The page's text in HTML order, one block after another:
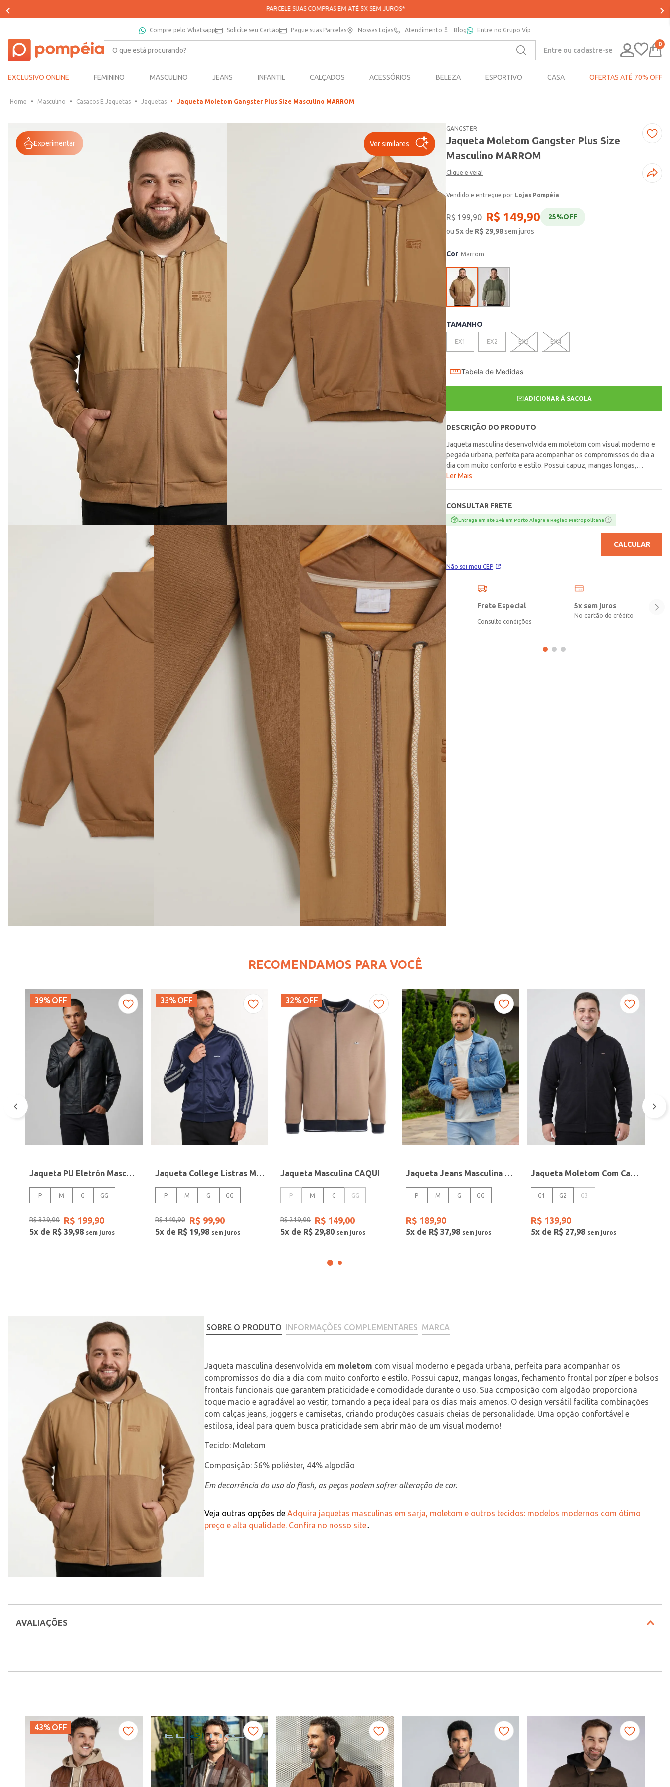
PARCELE SUAS COMPRAS EM ATÉ 5X SEM JUROS*
Compre pelo Whatsapp Solicite seu Cartão Pague suas Parcelas Nossas Lojas Atendimento Blog Entre no Grupo Vip
O que está procurando?
Entre ou cadastre-se
0
EXCLUSIVO ONLINE FEMININO MASCULINO JEANS INFANTIL CALÇADOS ACESSÓRIOS BELEZA ESPORTIVO CASA OFERTAS ATÉ 70% OFF
Masculino Casacos E Jaquetas Jaquetas Jaqueta Moletom Gangster Plus Size Masculino MARROM
Ver similares
Experimentar
GANGSTER
Jaqueta Moletom Gangster Plus Size
Masculino MARROM
Clique e veja!
Lojas Pompéia
R$ 199,90 R$ 149,90 25%OFF
ou5xde R$ 29,98sem juros
Cor Marrom
TAMANHO
EX1 EX2 EX3 EX4
Tabela de Medidas
ADICIONAR À SACOLA
DESCRIÇÃO DO PRODUTO
Jaqueta masculina desenvolvida em moletom com visual moderno e
pegada urbana, perfeita para acompanhar os compromissos do dia a
dia com muito conforto e estilo. Possui capuz, mangas longas,
fechamento frontal por zíper e bolsos frontais funcionais que
a peça ideal para os dias mais amenos. O design versátil facilita
combinações com calças jeans, joggers e camisetas, criando
produções casuais cheias de personalidade. Uma opção confortável e
visual moderno!\n\nTecido: Moletom\n\nComposição: 56% poliéster,
Ler Mais
CONSULTAR FRETE
Entrega em ate 24h em Porto Alegre e Regiao Metropolitana
Não sei meu CEP
CALCULAR
Frete Especial
Consulte condições
5x sem juros
No cartão de crédito
RECOMENDAMOS PARA VOCÊ
39% OFF
Jaqueta PU Eletrón Masculina PRETO
P M G GG
R$329,90 R$ 199,90
5x de R$ 39,98
33% OFF
Jaqueta College Listras Masculina MARINHO
P M G GG
R$149,90 R$ 99,90
5x de R$ 19,98
32% OFF
Jaqueta Masculina CAQUI
P M G GG
R$219,90 R$ 149,00
5x de R$ 29,80
Jaqueta Jeans Masculina AZUL
P M G GG
R$ 189,90
5x de R$ 37,98
Jaqueta Moletom Com Capuz Plus Size Masculina PRETO
G1 G2 G3
R$ 139,90
5x de R$ 27,98
SOBRE O PRODUTO INFORMAÇÕES COMPLEMENTARES MARCA
Jaqueta masculina desenvolvida em moletom com visual moderno e pegada urbana, perfeita para acompanhar os
compromissos do dia a dia com muito conforto e estilo. Possui capuz, mangas longas, fechamento frontal por zíper e bolsos
frontais funcionais que garantem praticidade e comodidade durante o uso. Sua composição com algodão proporciona
toque macio e agradável ao vestir, tornando a peça ideal para os dias mais amenos. O design versátil facilita combinações
com calças jeans, joggers e camisetas, criando produções casuais cheias de personalidade. Uma opção confortável e
estilosa, ideal para quem busca praticidade sem abrir mão de um visual moderno!
Tecido: Moletom
Composição: 56% poliéster, 44% algodão
Em decorrência do uso do flash, as peças podem sofrer alteração de cor.
Veja outras opções de Adquira jaquetas masculinas em sarja, moletom e outros tecidos: modelos modernos com ótimo
preço e alta qualidade. Confira no nosso site..
AVALIAÇÕES
43% OFF